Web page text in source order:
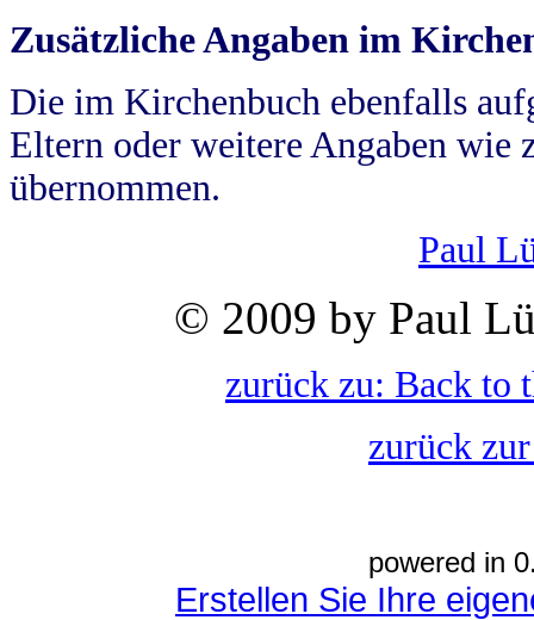
Zusätzliche Angaben im
Die im Kirchenbuch ebenfalls
Eltern oder weitere Angaben wie
übernommen.
Paul
© 2009 by Paul
zurück zu: Back to
zurück
powered in
Erstellen Sie Ihre